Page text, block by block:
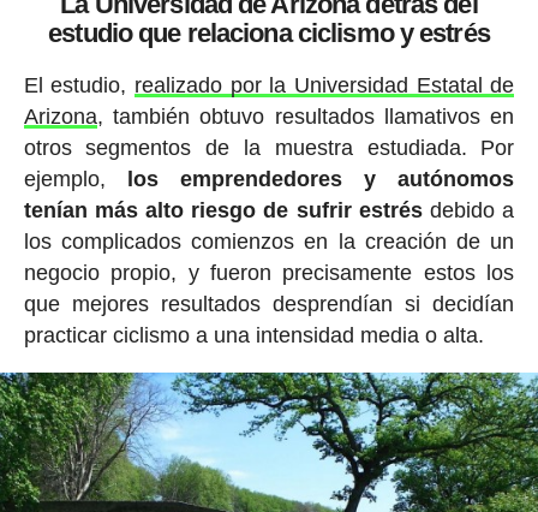
estudio que relaciona ciclismo y estrés
El estudio, realizado por la Universidad Estatal de
Arizona, también obtuvo resultados llamativos en
otros segmentos de la muestra estudiada. Por
ejemplo,
los emprendedores y autónomos
tenían más alto riesgo de sufrir estrésdebido a
los complicados comienzos en la creación de un
negocio propio, y fueron precisamente estos los
que mejores resultados desprendían si decidían
practicar ciclismo a una intensidad media o alta.